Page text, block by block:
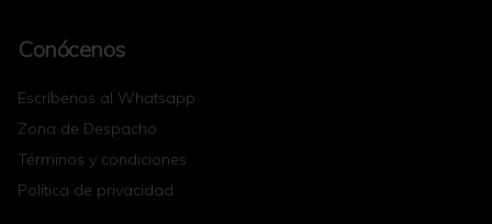
Conócenos
Escríbenos al Whatsapp
Zona de Despacho
Términos y condiciones
Política de privacidad